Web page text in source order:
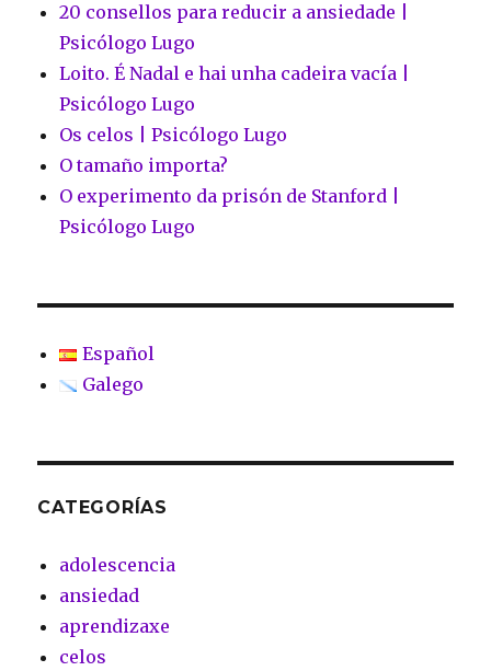
20 consellos para reducir a ansiedade |
Psicólogo Lugo
Loito. É Nadal e hai unha cadeira vacía |
Psicólogo Lugo
Os celos | Psicólogo Lugo
O tamaño importa?
O experimento da prisón de Stanford |
Psicólogo Lugo
Español
Galego
CATEGORÍAS
adolescencia
ansiedad
aprendizaxe
celos